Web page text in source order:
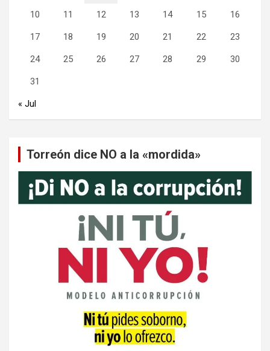
10 11 12 13 14 15 16
17 18 19 20 21 22 23
24 25 26 27 28 29 30
31
« Jul
Torreón dice NO a la «mordida»